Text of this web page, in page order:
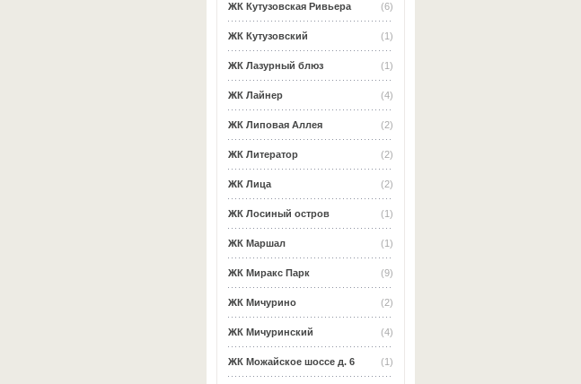
(6)
ЖК Кутузовская Ривьера
(1)
ЖК Кутузовский
(1)
ЖК Лазурный блюз
(4)
ЖК Лайнер
(2)
ЖК Липовая Аллея
(2)
ЖК Литератор
(2)
ЖК Лица
(1)
ЖК Лосиный остров
(1)
ЖК Маршал
(9)
ЖК Миракс Парк
(2)
ЖК Мичурино
(4)
ЖК Мичуринский
(1)
ЖК Можайское шоссе д. 6